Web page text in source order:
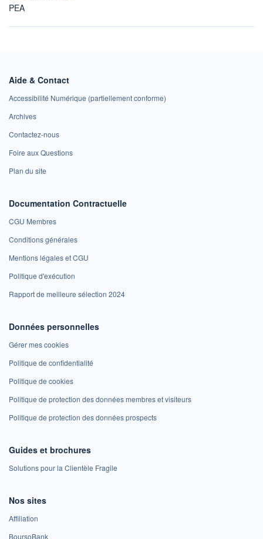
PEA
Aide & Contact
Accessibilité Numérique (partiellement conforme)
Archives
Contactez-nous
Foire aux Questions
Plan du site
Documentation Contractuelle
CGU Membres
Conditions générales
Mentions légales et CGU
Politique d'exécution
Rapport de meilleure sélection 2024
Données personnelles
Gérer mes cookies
Politique de confidentialité
Politique de cookies
Politique de protection des données membres et visiteurs
Politique de protection des données prospects
Guides et brochures
Solutions pour la Clientèle Fragile
Nos sites
Affiliation
BoursoBank